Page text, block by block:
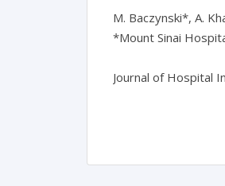
M. Baczynski*, A.
*Mount Sinai
Journal of Hospital